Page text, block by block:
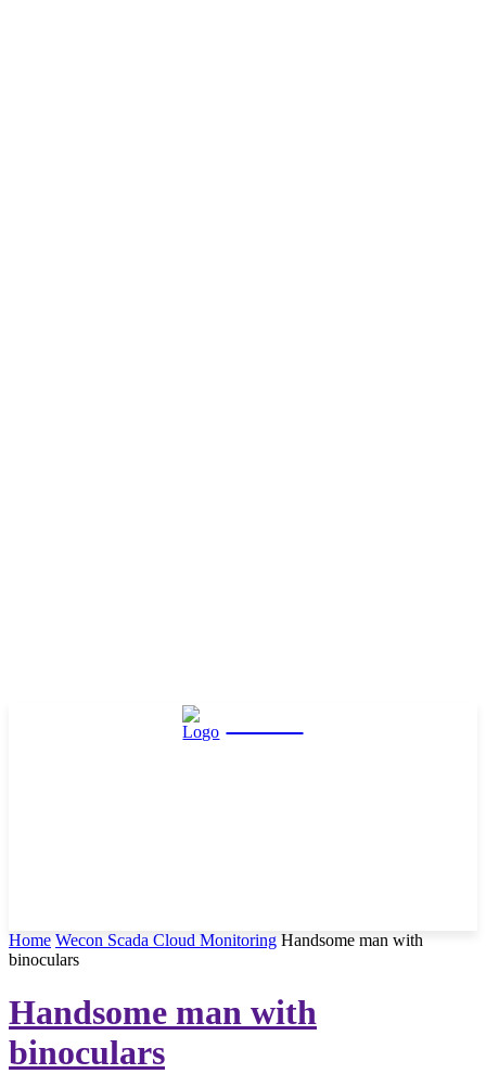
Home Wecon Scada Cloud Monitoring Handsome man with
binoculars
Handsome man with
binoculars